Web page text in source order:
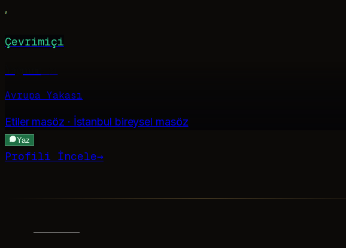
Çevrimiçi
Avrupa Yakası
Etilermasöz · İstanbul bireysel masöz
Yaz
Profili İncele→